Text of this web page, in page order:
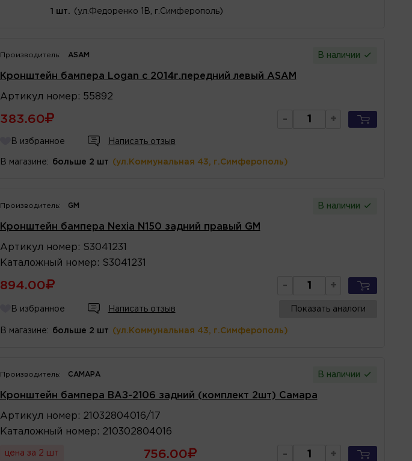
1 шт. (ул.Федоренко 1В, г.Симферополь)
Производитель: ASAM В наличии
Кронштейн бампера Logan с 2014г.передний левый ASAM
Артикул номер : 55892
383.60 - +
В избранное Написать отзыв
В магазине: больше 2 шт (ул.Коммунальная 43, г.Симферополь)
Производитель: GM В наличии
Кронштейн бампера Nexia N150 задний правый GM
Артикул номер : S3041231
Каталожный номер : S3041231
894.00 - +
В избранное Написать отзыв Показать аналоги
В магазине: больше 2 шт (ул.Коммунальная 43, г.Симферополь)
Производитель: САМАРА В наличии
Кронштейн бампера ВАЗ-2106 задний (комплект 2шт) Самара
Артикул номер : 21032804016/17
Каталожный номер : 210302804016
цена за 2 шт 756.00 - +